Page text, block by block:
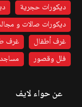
ديكورات حجرية
ديكورات صالات و
غرف أطفال
غرف
فلل وقصور
عن حواء لايف